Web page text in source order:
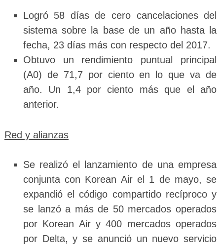
Logró 58 días de cero cancelaciones del
sistema sobre la base de un año hasta la
fecha, 23 días más con respecto del 2017.
Obtuvo un rendimiento puntual principal
(A0) de 71,7 por ciento en lo que va de
año. Un 1,4 por ciento más que el año
anterior.
Red y alianzas
Se realizó el lanzamiento de una empresa
conjunta con Korean Air el 1 de mayo, se
expandió el código compartido recíproco y
se lanzó a más de 50 mercados operados
por Korean Air y 400 mercados operados
por Delta, y se anunció un nuevo servicio